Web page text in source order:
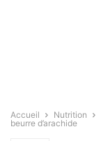
Accueil Nutrition
beurre d’arachide